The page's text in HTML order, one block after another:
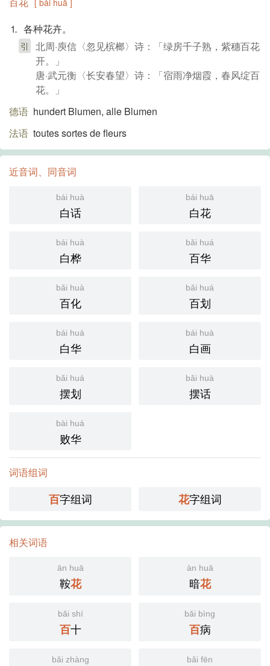
[ bǎi huā ]
⒈ 各种花卉。
引
北周·庾信〈忽见槟榔〉诗：「绿房千子熟，紫穗百花
开。」
唐·武元衡〈长安春望〉诗：「宿雨净烟霞，春风绽百
花。」
德语 hundert Blumen, alle Blumen
法语 toutes sortes de fleurs
近音词、同音词
bái huà
白话
bái huā
白花
bái huà
白桦
bǎi huá
百华
bǎi huà
百化
bǎi huá
百划
bái huá
白华
bái huà
白画
bǎi huá
摆划
bǎi huà
摆话
bài huá
败华
词语组词
百字组词 花字组词
相关词语
ān huā
鞍花
àn huā
暗花
bǎi shí
百十
bǎi bìng
百病
bǎi zhàng bǎi fēn